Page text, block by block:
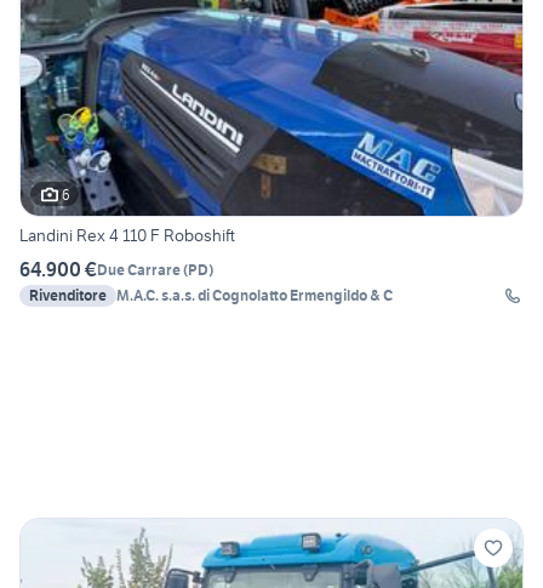
6
Landini Rex 4 110 F Roboshift
64.900 €Due Carrare(PD)
Rivenditore M.A.C. s.a.s. di Cognolatto Ermengildo & C